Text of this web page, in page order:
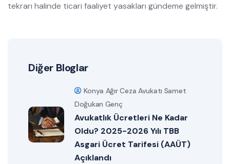
tekrarı halinde ticari faaliyet yasakları gündeme gelmiştir.
Diğer Bloglar
Konya Ağır Ceza Avukatı Samet
Doğukan Genç
Avukatlık Ücretleri Ne Kadar
Oldu? 2025-2026 Yılı TBB
Asgari Ücret Tarifesi (AAÜT)
Açıklandı